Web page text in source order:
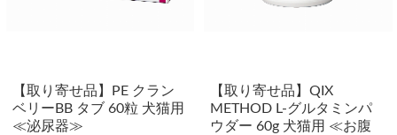
【取り寄せ品】PE クラン
ベリーBB タブ 60粒 犬猫用
≪泌尿器≫
【取り寄せ品】QIX
METHOD L-グルタミンパ
ウダー 60g 犬猫用 ≪お腹